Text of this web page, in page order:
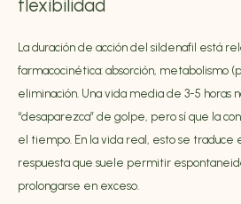
flexibilidad
La duración de acción del sildenafil está
farmacocinética: absorción, metabolismo
eliminación. Una vida media de 3-5 horas
“desaparezca” de golpe, pero sí que la
el tiempo. En la vida real, esto se traduce
respuesta que suele permitir
prolongarse en exceso.